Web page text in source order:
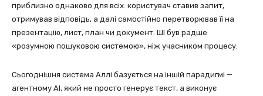
приблизно однаково для всіх: користувач ставив запит,
отримував відповідь, а далі самостійно перетворював її на
презентацію, лист, план чи документ. ШІ був радше
«розумною пошуковою системою», ніж учасником процесу.
Сьогоднішня система Аллі базується на іншій парадигмі —
агентному AI, який не просто генерує текст, а виконує